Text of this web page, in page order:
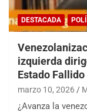
DESTACADA
izquierda
Estado Fallido
marzo 10, 2026
¿Avanza la